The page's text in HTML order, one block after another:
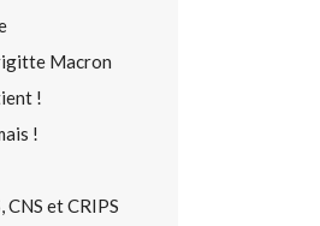
Macron
!
!
CNS et CRIPS